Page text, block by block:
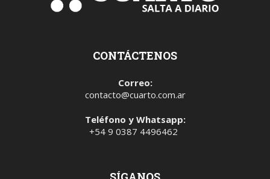
CONTÁCTENOS
Correo:
contacto@cuarto.com.ar
Teléfono y Whatsapp:
+54 9 0387 4496462